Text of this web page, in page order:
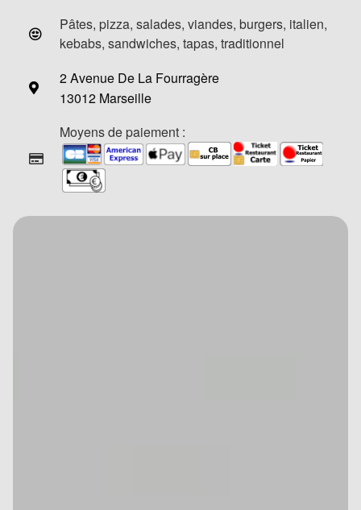
Pâtes, pizza, salades, viandes, burgers, italien,
kebabs, sandwiches, tapas, traditionnel
2 Avenue De La Fourragère
13012 Marseille
Moyens de paiement :